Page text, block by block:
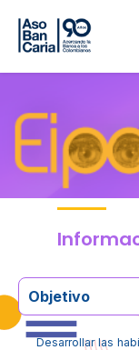
Objetivo
Desarrollar las